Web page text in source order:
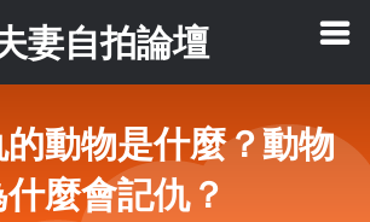
妻自拍論壇
動物是什麼？動物
麼會記仇？